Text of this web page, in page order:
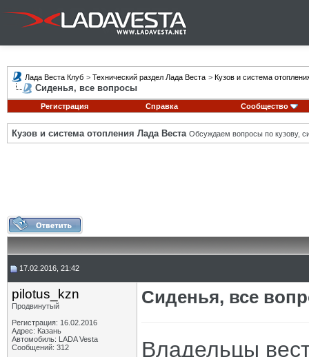
Лада Веста Клуб > Технический раздел Лада Веста > Кузов и система
Сиденья, все вопросы
Регистрация Справка Сообщество
Кузов и система отопления Лада Веста Обсуждаем вопросы по кузову,
17.02.2016, 21:42
pilotus_kzn
Продвинутый
Регистрация: 16.02.2016
Адрес: Казань
Автомобиль: LADA Vesta
Сообщений: 312
Сиденья, все
Владельцы